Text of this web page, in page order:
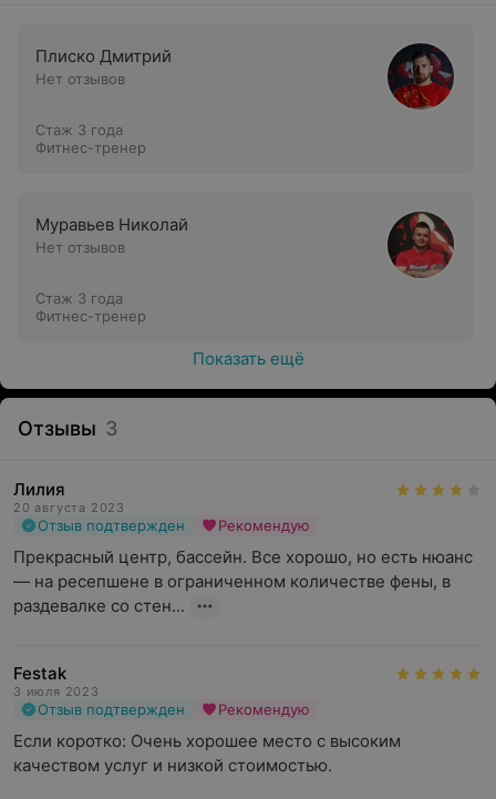
Плиско Дмитрий
Нет отзывов
Стаж 3 года
Фитнес-тренер
Муравьев Николай
Нет отзывов
Стаж 3 года
Фитнес-тренер
Показать ещё
Отзывы 3
Лилия
20 августа 2023
Отзыв подтвержден Рекомендую
Прекрасный центр, бассейн. Все хорошо, но есть нюанс
— на ресепшене в ограниченном количестве фены, в
раздевалке со стен...
Festak
3 июля 2023
Отзыв подтвержден Рекомендую
Если коротко: Очень хорошее место с высоким
качеством услуг и низкой стоимостью.